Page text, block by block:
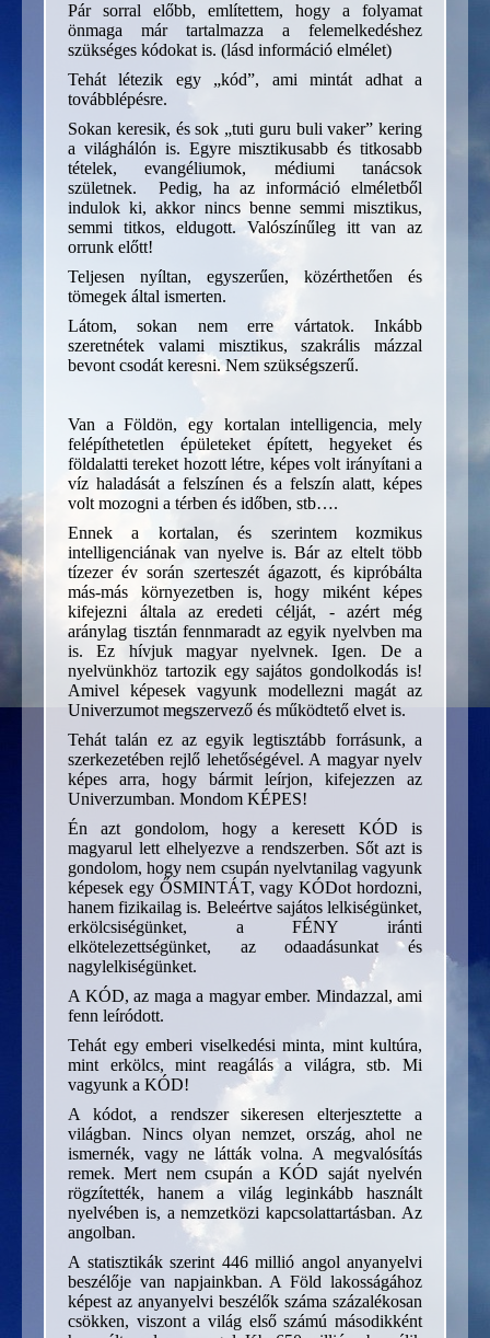
Pár sorral előbb, említettem, hogy a folyamat
önmaga már tartalmazza a felemelkedéshez
szükséges kódokat is. (lásd információ elmélet)
Tehát létezik egy „kód”, ami mintát adhat a
továbblépésre.
Sokan keresik, és sok „tuti guru buli vaker” kering
a világhálón is. Egyre misztikusabb és titkosabb
tételek, evangéliumok, médiumi tanácsok
születnek. Pedig, ha az információ elméletből
indulok ki, akkor nincs benne semmi misztikus,
semmi titkos, eldugott. Valószínűleg itt van az
orrunk előtt!
Teljesen nyíltan, egyszerűen, közérthetően és
tömegek által ismerten.
Látom, sokan nem erre vártatok. Inkább
szeretnétek valami misztikus, szakrális mázzal
bevont csodát keresni. Nem szükségszerű.
Van a Földön, egy kortalan intelligencia, mely
felépíthetetlen épületeket épített, hegyeket és
földalatti tereket hozott létre, képes volt irányítani a
víz haladását a felszínen és a felszín alatt, képes
volt mozogni a térben és időben, stb….
Ennek a kortalan, és szerintem kozmikus
intelligenciának van nyelve is. Bár az eltelt több
tízezer év során szerteszét ágazott, és kipróbálta
más-más környezetben is, hogy miként képes
kifejezni általa az eredeti célját, - azért még
aránylag tisztán fennmaradt az egyik nyelvben ma
is. Ez hívjuk magyar nyelvnek. Igen. De a
nyelvünkhöz tartozik egy sajátos gondolkodás is!
Amivel képesek vagyunk modellezni magát az
Univerzumot megszervező és működtető elvet is.
Tehát talán ez az egyik legtisztább forrásunk, a
szerkezetében rejlő lehetőségével. A magyar nyelv
képes arra, hogy bármit leírjon, kifejezzen az
Univerzumban. Mondom KÉPES!
Én azt gondolom, hogy a keresett KÓD is
magyarul lett elhelyezve a rendszerben. Sőt azt is
gondolom, hogy nem csupán nyelvtanilag vagyunk
képesek egy ŐSMINTÁT, vagy KÓDot hordozni,
hanem fizikailag is. Beleértve sajátos lelkiségünket,
erkölcsiségünket, a FÉNY iránti
elkötelezettségünket, az odaadásunkat és
nagylelkiségünket.
A KÓD, az maga a magyar ember. Mindazzal, ami
fenn leíródott.
Tehát egy emberi viselkedési minta, mint kultúra,
mint erkölcs, mint reagálás a világra, stb. Mi
vagyunk a KÓD!
A kódot, a rendszer sikeresen elterjesztette a
világban. Nincs olyan nemzet, ország, ahol ne
ismernék, vagy ne látták volna. A megvalósítás
remek. Mert nem csupán a KÓD saját nyelvén
rögzítették, hanem a világ leginkább használt
nyelvében is, a nemzetközi kapcsolattartásban. Az
angolban.
A statisztikák szerint 446 millió angol anyanyelvi
beszélője van napjainkban. A Föld lakosságához
képest az anyanyelvi beszélők száma százalékosan
csökken, viszont a világ első számú másodikként